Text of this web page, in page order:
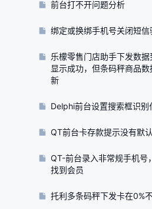
前台打不开问题分析
绑定或换绑手机号关闭短信
乐檬零售门店助手下发数
显示成功，但条码秤商品数
新
Delphi前台设置搜索框识别
QT前台卡存款提示没有默
QT-前台录入非常规手机号
找到会员
托利多条码秤下发卡在0%